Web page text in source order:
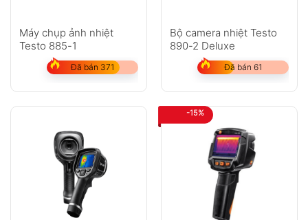
Máy chụp ảnh nhiệt
Testo 885-1
Đã bán 371
Bộ camera nhiệt Testo
890-2 Deluxe
Đã bán 61
-15%